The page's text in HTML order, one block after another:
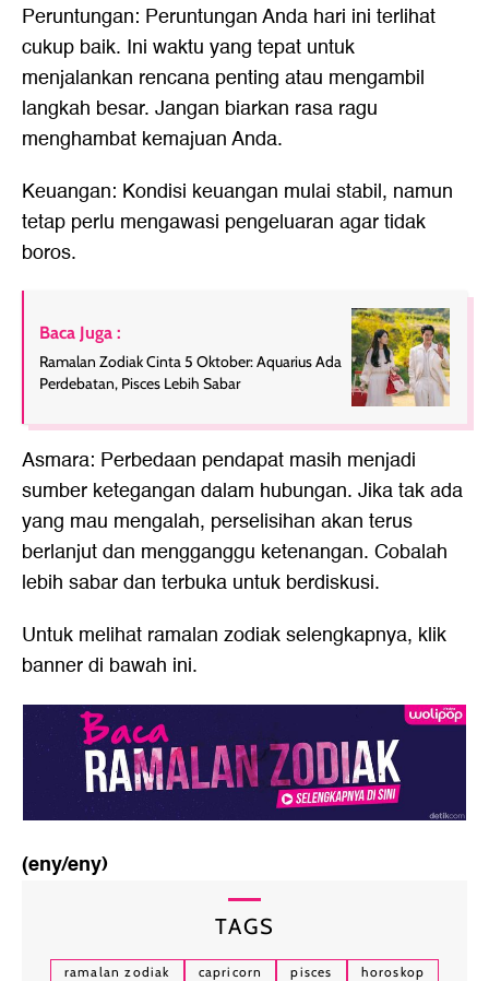
Peruntungan: Peruntungan Anda hari ini terlihat
cukup baik. Ini waktu yang tepat untuk
menjalankan rencana penting atau mengambil
langkah besar. Jangan biarkan rasa ragu
menghambat kemajuan Anda.
Keuangan: Kondisi keuangan mulai stabil, namun
tetap perlu mengawasi pengeluaran agar tidak
boros.
Baca Juga :
Ramalan Zodiak Cinta 5 Oktober: Aquarius Ada
Perdebatan, Pisces Lebih Sabar
Asmara: Perbedaan pendapat masih menjadi
sumber ketegangan dalam hubungan. Jika tak ada
yang mau mengalah, perselisihan akan terus
berlanjut dan mengganggu ketenangan. Cobalah
lebih sabar dan terbuka untuk berdiskusi.
Untuk melihat ramalan zodiak selengkapnya, klik
banner di bawah ini.
(eny/eny)
TAGS
ramalan zodiak capricorn pisces
horoskop